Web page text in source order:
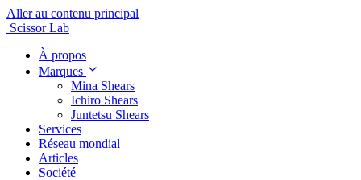
Aller au contenu principal
Scissor Lab
À propos
Marques
Mina Shears
Ichiro Shears
Juntetsu Shears
Services
Réseau mondial
Articles
Société